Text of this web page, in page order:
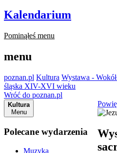
Kalendarium
Pominąłeś menu
menu
poznan.pl Kultura Wystawa -
śląska XIV-XVI wieku
Wróć do poznan.pl
Kultura
Menu
Polecane wydarzenia
Muzyka